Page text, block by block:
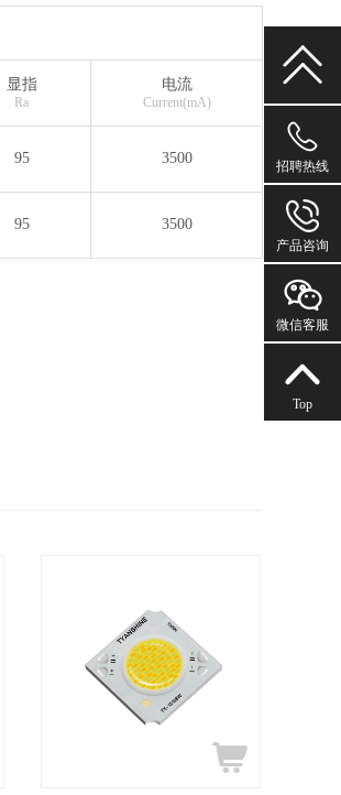
显指
Ra
电流
Current(mA)
95 3500
95 3500
招聘热线
产品咨询
微信客服
Top